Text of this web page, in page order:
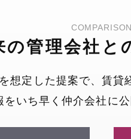
COMPARISON
の管理会社と
想定した提案で、賃貸
いち早く仲介会社に